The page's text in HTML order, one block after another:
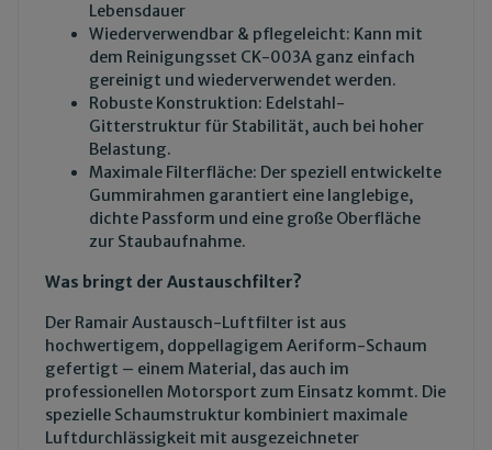
Lebensdauer
Wiederverwendbar & pflegeleicht: Kann mit
dem Reinigungsset CK-003A ganz einfach
gereinigt und wiederverwendet werden.
Robuste Konstruktion: Edelstahl-
Gitterstruktur für Stabilität, auch bei hoher
Belastung.
Maximale Filterfläche: Der speziell entwickelte
Gummirahmen garantiert eine langlebige,
dichte Passform und eine große Oberfläche
zur Staubaufnahme.
Was bringt der Austauschfilter?
Der Ramair Austausch-Luftfilter ist aus
hochwertigem, doppellagigem Aeriform-Schaum
gefertigt – einem Material, das auch im
professionellen Motorsport zum Einsatz kommt. Die
spezielle Schaumstruktur kombiniert maximale
Luftdurchlässigkeit mit ausgezeichneter